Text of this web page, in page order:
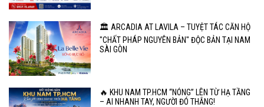
🏛️ ARCADIA AT LAVILA – TUYỆT TÁC CĂN HỘ
"CHẤT PHÁP NGUYÊN BẢN" ĐỘC BẢN TẠI NAM
SÀI GÒN
🔥 KHU NAM TP.HCM “NÓNG” LÊN TỪ HẠ TẦNG
– AI NHANH TAY, NGƯỜI ĐÓ THẮNG!